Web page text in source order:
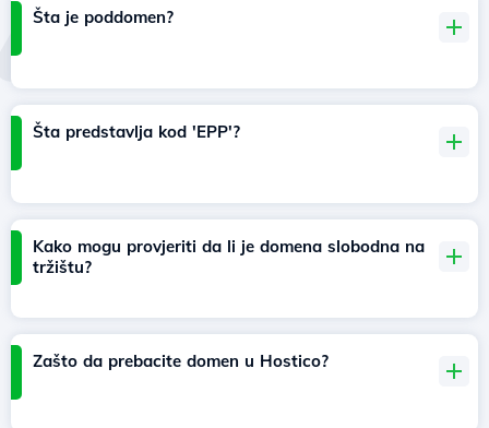
Šta je poddomen?
Šta predstavlja kod 'EPP'?
Kako mogu provjeriti da li je domena slobodna na
tržištu?
Zašto da prebacite domen u Hostico?